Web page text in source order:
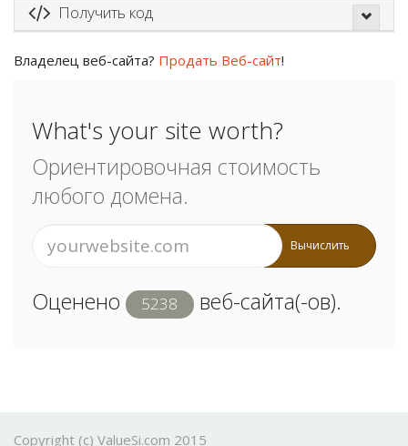
Получить код
Владелец веб-сайта? Продать Веб-сайт!
What's your site worth?
Ориентировочная стоимость
любого домена.
Вычислить
Оценено 5238 веб-сайта(-ов).
Copyright (c) ValueSi.com 2015